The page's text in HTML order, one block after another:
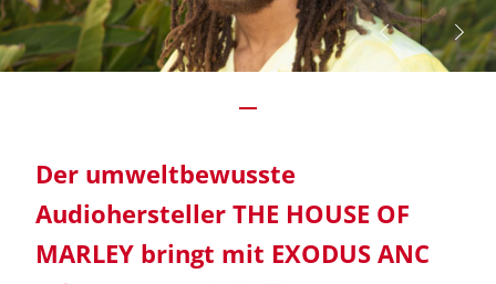
Der umweltbewusste
Audiohersteller THE HOUSE OF
MARLEY bringt mit EXODUS ANC